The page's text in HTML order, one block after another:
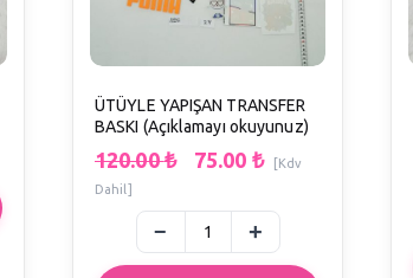
ÜTÜYLE YAPIŞAN TRANSFER
BASKI (Açıklamayı okuyunuz)
120.00₺ 75.00 ₺
[Kdv
Dahil]